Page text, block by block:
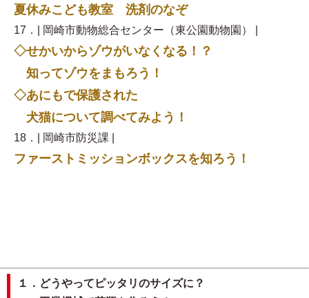
夏休みこども教室 洗剤のなぞ
17．| 岡崎市動物総合センター（東公園動物園） |
◇せかいからゾウがいなくなる！？
知ってゾウをまもろう！
◇あにもで保護された
犬猫について調べてみよう！
18．| 岡崎市防災課 |
ファーストミッションボックスを知ろう！
１．どうやってピッタリのサイズに？